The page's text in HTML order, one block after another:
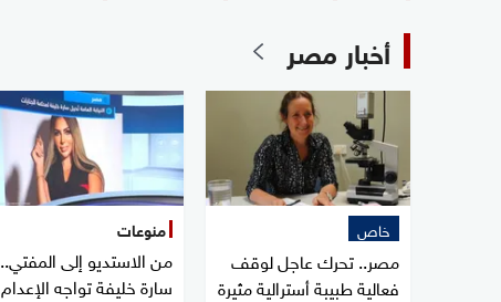
أخبار مصر
خاص
مصر.. تحرك عاجل لوقف
فعالية طبيبة أسترالية مثيرة
منوعات
من الاستديو إلى المفتي..
سارة خليفة تواجه الإعدام